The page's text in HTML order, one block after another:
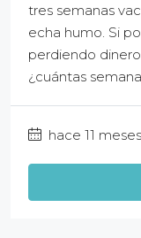
tres semanas
echa humo. Si
perdiendo
¿cuántas
hace 11 meses